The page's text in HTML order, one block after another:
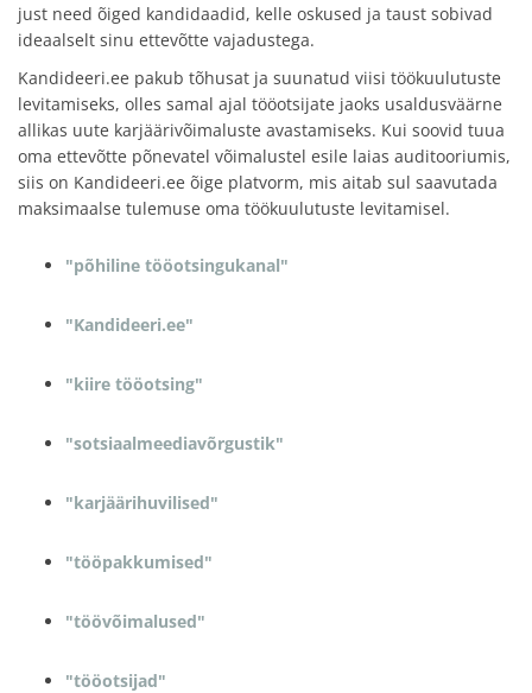
just need õiged kandidaadid, kelle oskused ja taust sobivad
ideaalselt sinu ettevõtte vajadustega.
Kandideeri.ee pakub tõhusat ja suunatud viisi töökuulutuste
levitamiseks, olles samal ajal tööotsijate jaoks usaldusväärne
allikas uute karjäärivõimaluste avastamiseks. Kui soovid tuua
oma ettevõtte põnevatel võimalustel esile laias auditooriumis,
siis on Kandideeri.ee õige platvorm, mis aitab sul saavutada
maksimaalse tulemuse oma töökuulutuste levitamisel.
"põhiline tööotsingukanal"
"Kandideeri.ee"
"kiire tööotsing"
"sotsiaalmeediavõrgustik"
"karjäärihuvilised"
"tööpakkumised"
"töövõimalused"
"tööotsijad"